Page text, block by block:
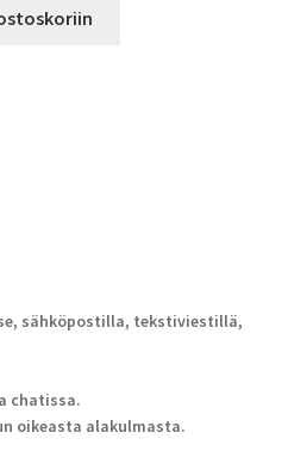
sähköpostilla, tekstiviestillä,
chatissa.
oikeasta alakulmasta.